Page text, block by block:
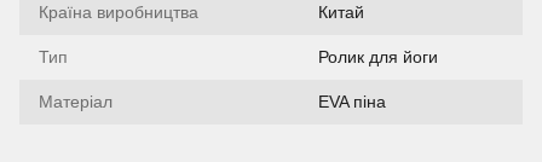
Країна виробництва Китай
Тип Ролик для йоги
Матеріал EVA піна